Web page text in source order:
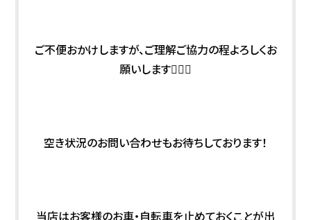
ご不便おかけしますが、ご理解ご協力の程よろしくお
願いします🙇🏻‍♀️
空き状況のお問い合わせもお待ちしております！
当店はお客様のお車・自転車を止めておくことが出